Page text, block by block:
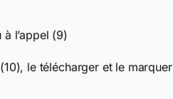
l’appel (9)
le télécharger et le